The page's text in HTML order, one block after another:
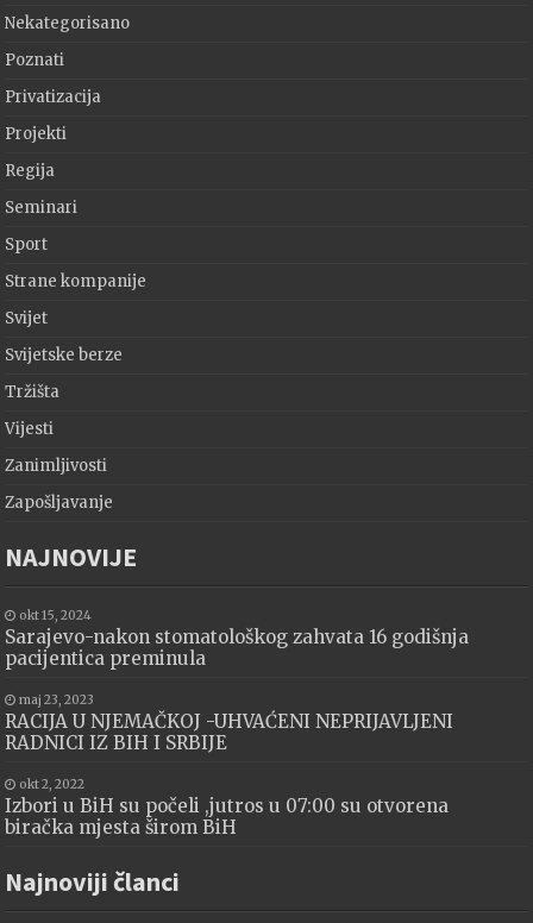
Nekategorisano
Poznati
Privatizacija
Projekti
Regija
Seminari
Sport
Strane kompanije
Svijet
Svijetske berze
Tržišta
Vijesti
Zanimljivosti
Zapošljavanje
NAJNOVIJE
okt 15, 2024
Sarajevo-nakon stomatološkog zahvata 16 godišnja
pacijentica preminula
maj 23, 2023
RACIJA U NJEMAČKOJ -UHVAĆENI NEPRIJAVLJENI
RADNICI IZ BIH I SRBIJE
okt 2, 2022
Izbori u BiH su počeli ,jutros u 07:00 su otvorena
biračka mjesta širom BiH
Najnoviji članci